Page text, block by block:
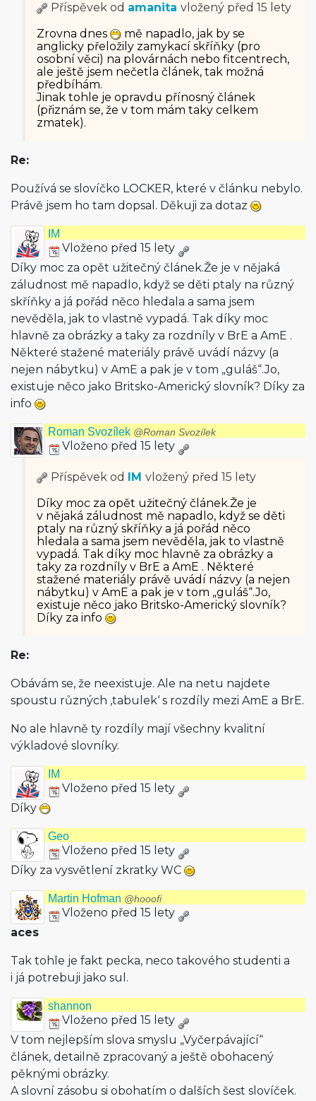
Příspěvek od amanita vložený před 15 lety
Zrovna dnes
mě napadlo, jak by se
anglicky přeložily zamykací skříňky (pro
osobní věci) na plovárnách nebo fitcentrech,
ale ještě jsem nečetla článek, tak možná
předbíhám.
Jinak tohle je opravdu přínosný článek
(přiznám se, že v tom mám taky celkem
zmatek).
Re:
Používá se slovíčko LOCKER, které v článku nebylo.
Právě jsem ho tam dopsal. Děkuji za dotaz
IM
Vloženo před 15 lety
Díky moc za opět užitečný článek.Že je v nějaká
záludnost mě napadlo, když se děti ptaly na různý
skříňky a já pořád něco hledala a sama jsem
nevěděla, jak to vlastně vypadá. Tak díky moc
hlavně za obrázky a taky za rozdníly v BrE a AmE .
Některé stažené materiály právě uvádí názvy (a
nejen nábytku) v AmE a pak je v tom „guláš“.Jo,
existuje něco jako Britsko-Americký slovník? Díky za
info
Roman Svozílek @Roman Svozílek
Vloženo před 15 lety
Příspěvek od IM vložený před 15 lety
Díky moc za opět užitečný článek.Že je
v nějaká záludnost mě napadlo, když se děti
ptaly na různý skříňky a já pořád něco
hledala a sama jsem nevěděla, jak to vlastně
vypadá. Tak díky moc hlavně za obrázky a
taky za rozdníly v BrE a AmE . Některé
stažené materiály právě uvádí názvy (a nejen
nábytku) v AmE a pak je v tom „guláš“.Jo,
existuje něco jako Britsko-Americký slovník?
Díky za info
Re:
Obávám se, že neexistuje. Ale na netu najdete
spoustu různých ‚tabulek‘ s rozdíly mezi AmE a BrE.
No ale hlavně ty rozdíly mají všechny kvalitní
výkladové slovníky.
IM
Vloženo před 15 lety
Díky
Geo
Vloženo před 15 lety
Díky za vysvětlení zkratky WC
Martin Hofman @hooofi
Vloženo před 15 lety
aces
Tak tohle je fakt pecka, neco takového studenti a
i já potrebuji jako sul.
shannon
Vloženo před 15 lety
V tom nejlepším slova smyslu „Vyčerpávající“
článek, detailně zpracovaný a ještě obohacený
pěknými obrázky.
A slovní zásobu si obohatím o dalších šest slovíček.